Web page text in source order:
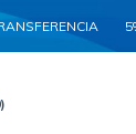
5%
)